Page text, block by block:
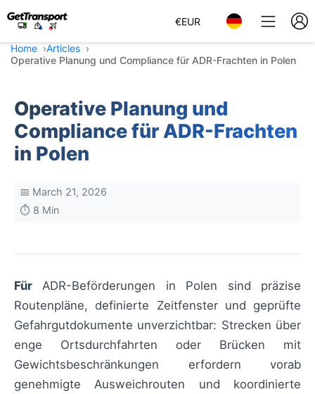
€EUR
Home
Articles
Operative Planung und Compliance für ADR-Frachten in Polen
Operative Planung und
Compliance für ADR-Frachten
in Polen
📅 March 21, 2026
⏱️ 8 Min
Für ADR-Beförderungen in Polen sind präzise
Routenpläne, definierte Zeitfenster und geprüfte
Gefahrgutdokumente unverzichtbar: Strecken über
enge Ortsdurchfahrten oder Brücken mit
Gewichtsbeschränkungen erfordern vorab
genehmigte Ausweichrouten und koordinierte